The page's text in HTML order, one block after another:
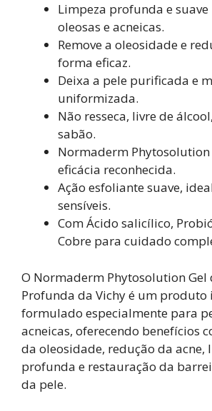
Limpeza profunda e suave
oleosas e acneicas.
Remove a oleosidade e
forma eficaz.
Deixa a pele purificada e
uniformizada.
Não resseca, livre de
sabão.
Normaderm Phytosolution
eficácia reconhecida.
Ação esfoliante suave,
sensíveis.
Com Ácido salicílico,
Cobre para cuidado
O Normaderm Phytosolution Gel
Profunda da Vichy é um produto
formulado especialmente para
acneicas, oferecendo benefícios
da oleosidade, redução da acne,
profunda e restauração da
da pele.